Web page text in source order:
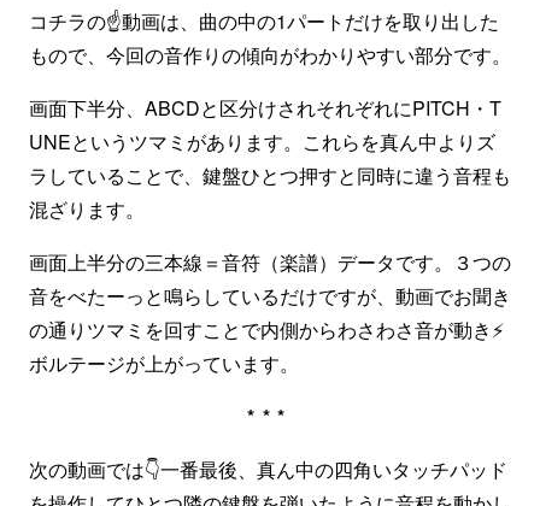
コチラの☝️動画は、曲の中の1パートだけを取り出した
もので、今回の音作りの傾向がわかりやすい部分です。
画面下半分、ABCDと区分けされそれぞれにPITCH・T
UNEというツマミがあります。これらを真ん中よりズ
ラしていることで、鍵盤ひとつ押すと同時に違う音程も
混ざります。
画面上半分の三本線＝音符（楽譜）データです。３つの
音をべたーっと鳴らしているだけですが、動画でお聞き
の通りツマミを回すことで内側からわさわさ音が動き⚡️
ボルテージが上がっています。
***
次の動画では👇一番最後、真ん中の四角いタッチパッド